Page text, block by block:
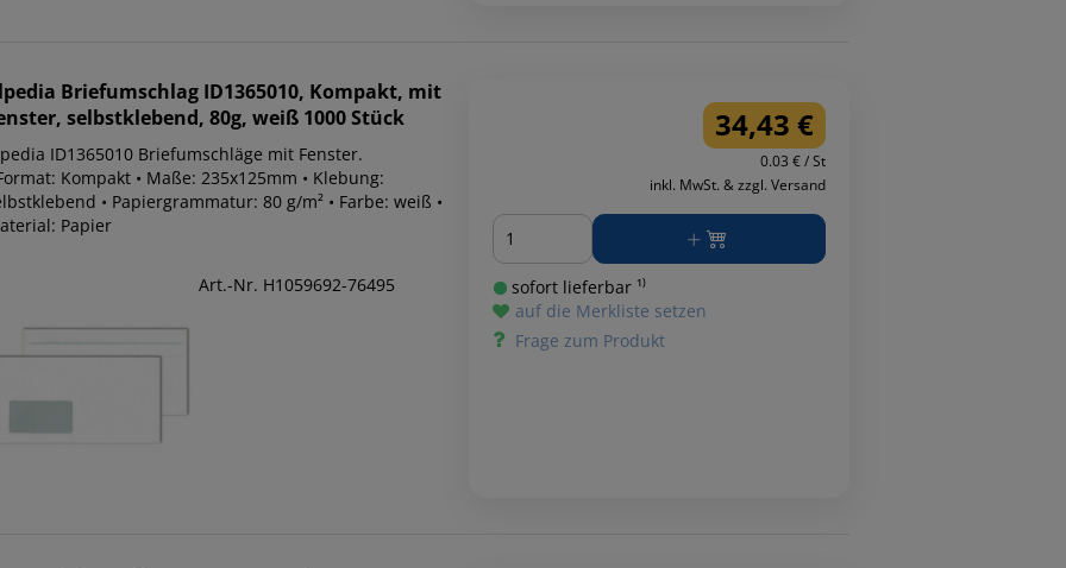
Briefumschlag ID1365010, Kompakt, mit
selbstklebend, 80g, weiß 1000 Stück
ID1365010 Briefumschläge mit Fenster.
Kompakt • Maße: 235x125mm • Klebung:
• Papiergrammatur: 80 g/m² • Farbe: weiß •
Papier
Art.-Nr. H1059692-76495
34,43 €
0.03 € / St
inkl. MwSt. & zzgl. Versand
Menge
sofort lieferbar ¹⁾
auf die Merkliste setzen
Frage zum Produkt